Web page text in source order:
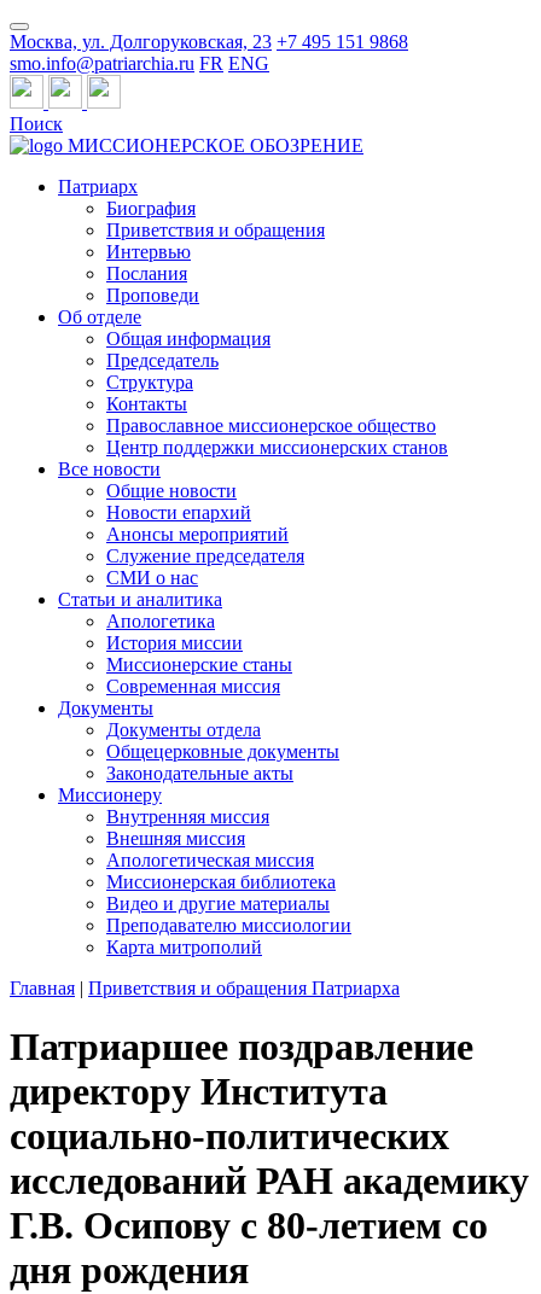
Москва, ул. Долгоруковская, 23 +7 495 151 9868
smo.info@patriarchia.ru FR ENG
Поиск
МИССИОНЕРСКОЕ ОБОЗРЕНИЕ
Патриарх
Биография
Приветствия и обращения
Интервью
Послания
Проповеди
Об отделе
Общая информация
Председатель
Структура
Контакты
Православное миссионерское общество
Центр поддержки миссионерских станов
Все новости
Общие новости
Новости епархий
Анонсы мероприятий
Служение председателя
СМИ о нас
Статьи и аналитика
Апологетика
История миссии
Миссионерские станы
Современная миссия
Документы
Документы отдела
Общецерковные документы
Законодательные акты
Миссионеру
Внутренняя миссия
Внешняя миссия
Апологетическая миссия
Миссионерская библиотека
Видео и другие материалы
Преподавателю миссиологии
Карта митрополий
Главная | Приветствия и обращения Патриарха
Патриаршее поздравление
директору Института
социально-политических
исследований РАН академику
Г.В. Осипову с 80-летием со
дня рождения